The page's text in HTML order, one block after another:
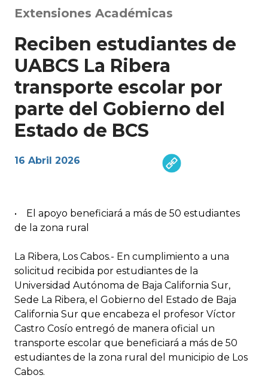
Extensiones Académicas
Reciben estudiantes de
UABCS La Ribera
transporte escolar por
parte del Gobierno del
Estado de BCS
16 Abril 2026
• El apoyo beneficiará a más de 50 estudiantes
de la zona rural
La Ribera, Los Cabos.- En cumplimiento a una
solicitud recibida por estudiantes de la
Universidad Autónoma de Baja California Sur,
Sede La Ribera, el Gobierno del Estado de Baja
California Sur que encabeza el profesor Víctor
Castro Cosío entregó de manera oficial un
transporte escolar que beneficiará a más de 50
estudiantes de la zona rural del municipio de Los
Cabos.